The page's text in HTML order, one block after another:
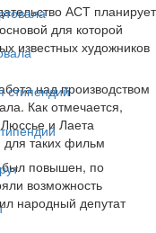
АСТ планирует
для которой
известных художников
над производством
Как отмечается,
и Лаета
для таких фильм
был повышен, по
возможность
народный депутат